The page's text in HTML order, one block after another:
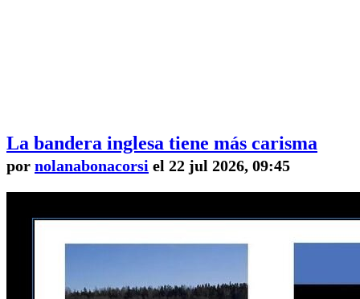
La bandera inglesa tiene más carisma
por nolanabonacorsi el 22 jul 2026, 09:45